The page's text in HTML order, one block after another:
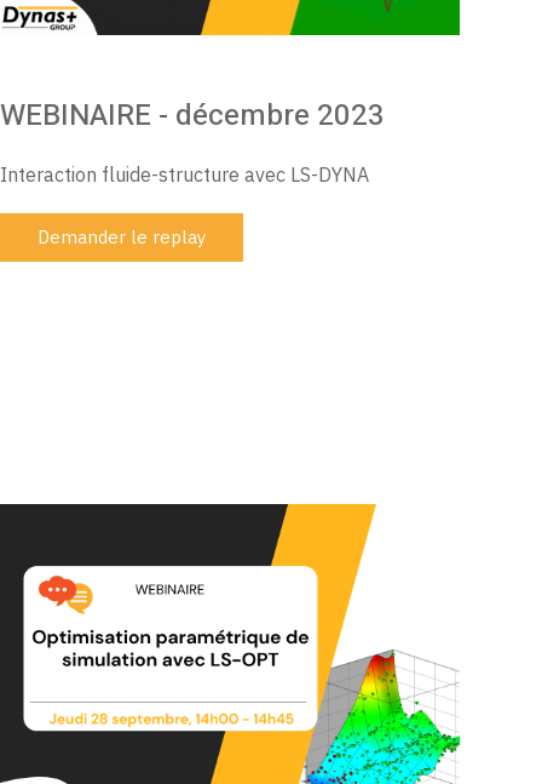
WEBINAIRE - décembre 2023
Interaction fluide-structure avec LS-DYNA
Demander le replay